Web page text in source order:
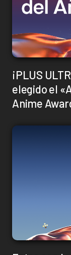
¡PLUS
elegido el
Anime